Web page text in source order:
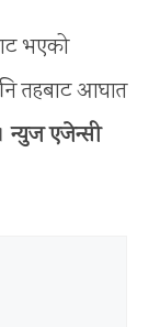
भएको
तहबाट आघात
न्युज एजेन्सी